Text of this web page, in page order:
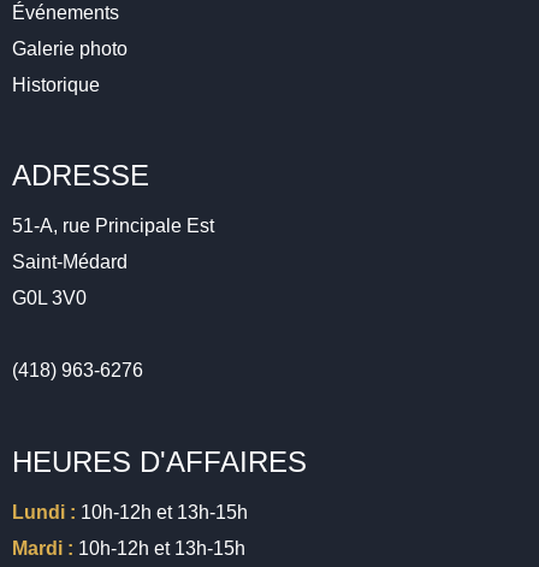
Événements
Galerie photo
Historique
ADRESSE
51-A, rue Principale Est
Saint-Médard
G0L 3V0
(418) 963-6276
HEURES D'AFFAIRES
Lundi : 10h-12h et 13h-15h
Mardi : 10h-12h et 13h-15h